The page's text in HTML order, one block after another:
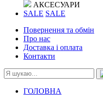
АКСЕСУАРИ
SALE SALE
Повернення та обмін
Про нас
Доставка і оплата
Контакти
ГОЛОВНА